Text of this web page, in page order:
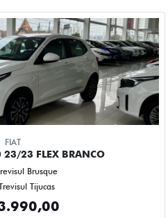
FIAT
23/23 FLEX BRANCO
Brusque
Tijucas